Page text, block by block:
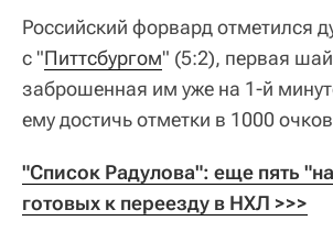
Российский форвард отметился
с "Питтсбургом" (5:2), первая
заброшенная им уже на 1-й
ему достичь отметки в 1000
"Список Радулова": еще пять
готовых к переезду в НХЛ >>>